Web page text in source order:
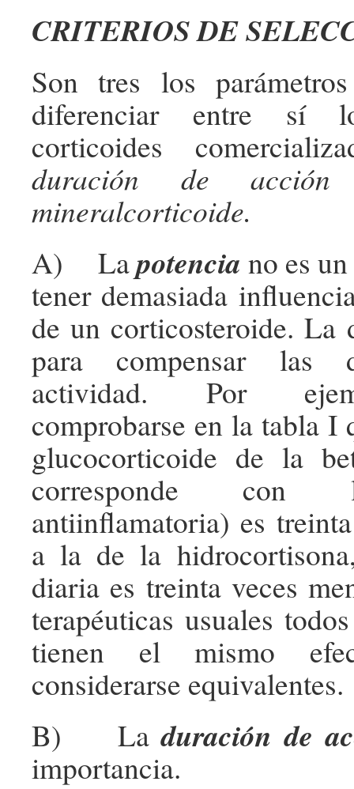
CRITERIOS DE
Son tres los
diferenciar entre sí
corticoides
duración de
mineralcorticoide.
A) Lapotencia no es
tener demasiada
de un corticosteroide. La
para compensar las
actividad. Por
comprobarse en la tabla I
glucocorticoide de la
corresponde con
antiinflamatoria) es
a la de la
diaria es treinta veces
terapéuticas usuales
tienen el mismo
considerarse equivalentes.
B) Laduración de
importancia.